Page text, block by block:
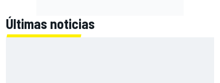
Últimas noticias